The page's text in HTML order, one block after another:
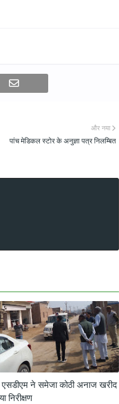
और नया
पांच मेडिकल स्टोर के अनुज्ञा पत्र निलम्बित
एसडीएम ने समेजा कोठी अनाज खरीद
निरीक्षण